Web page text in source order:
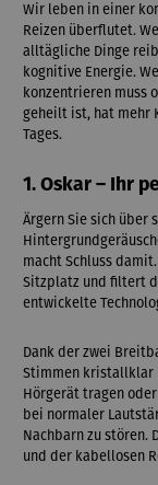
Wir leben in einer
Reizen überflutet.
alltägliche Dinge
kognitive Energie.
konzentrieren muss
geheilt ist, hat mehr
Tages.
1.Oskar– Ihr
Ärgern Sie sich über
macht Schluss
Sitzplatz und filtert
entwickelte
Dank der zwei
Stimmen kristallklar
Hörgerät tragen
bei normaler
Nachbarn zu stören.
und der kabellosen